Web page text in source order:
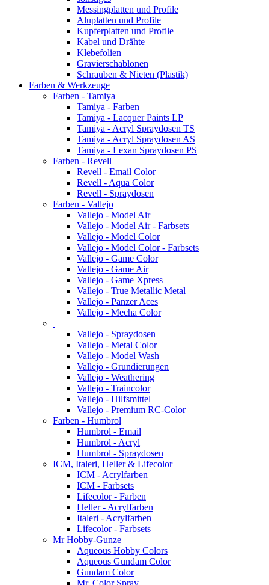
Messingplatten und Profile
Aluplatten und Profile
Kupferplatten und Profile
Kabel und Drähte
Klebefolien
Gravierschablonen
Schrauben & Nieten (Plastik)
Farben & Werkzeuge
Farben - Tamiya
Tamiya - Farben
Tamiya - Lacquer Paints LP
Tamiya - Acryl Spraydosen TS
Tamiya - Acryl Spraydosen AS
Tamiya - Lexan Spraydosen PS
Farben - Revell
Revell - Email Color
Revell - Aqua Color
Revell - Spraydosen
Farben - Vallejo
Vallejo - Model Air
Vallejo - Model Air - Farbsets
Vallejo - Model Color
Vallejo - Model Color - Farbsets
Vallejo - Game Color
Vallejo - Game Air
Vallejo - Game Xpress
Vallejo - True Metallic Metal
Vallejo - Panzer Aces
Vallejo - Mecha Color
Vallejo - Spraydosen
Vallejo - Metal Color
Vallejo - Model Wash
Vallejo - Grundierungen
Vallejo - Weathering
Vallejo - Traincolor
Vallejo - Hilfsmittel
Vallejo - Premium RC-Color
Farben - Humbrol
Humbrol - Email
Humbrol - Acryl
Humbrol - Spraydosen
ICM, Italeri, Heller & Lifecolor
ICM - Acrylfarben
ICM - Farbsets
Lifecolor - Farben
Heller - Acrylfarben
Italeri - Acrylfarben
Lifecolor - Farbsets
Mr Hobby-Gunze
Aqueous Hobby Colors
Aqueous Gundam Color
Gundam Color
Mr. Color Spray